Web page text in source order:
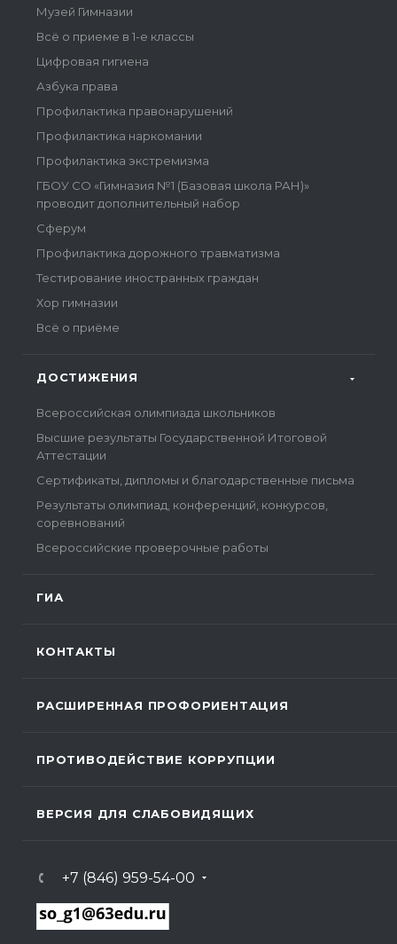
Музей Гимназии
Всё о приеме в 1-е классы
Цифровая гигиена
Азбука права
Профилактика правонарушений
Профилактика наркомании
Профилактика экстремизма
ГБОУ СО «Гимназия №1 (Базовая школа РАН)»
проводит дополнительный набор
Сферум
Профилактика дорожного травматизма
Тестирование иностранных граждан
Хор гимназии
Всё о приёме
ДОСТИЖЕНИЯ
Всероссийская олимпиада школьников
Высшие результаты Государственной Итоговой
Аттестации
Сертификаты, дипломы и благодарственные письма
Результаты олимпиад, конференций, конкурсов,
соревнований
Всероссийские проверочные работы
ГИА
КОНТАКТЫ
РАСШИРЕННАЯ ПРОФОРИЕНТАЦИЯ
ПРОТИВОДЕЙСТВИЕ КОРРУПЦИИ
ВЕРСИЯ ДЛЯ СЛАБОВИДЯЩИХ
+7 (846) 959-54-00